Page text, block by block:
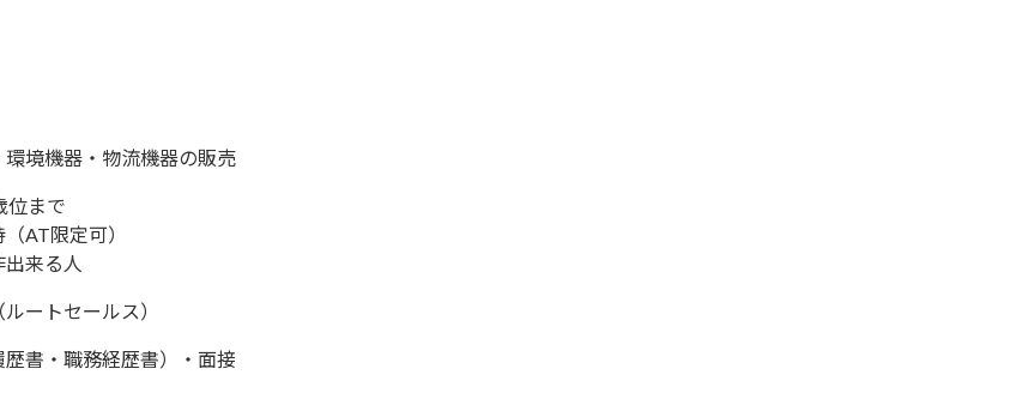
境機器・物流機器の販売
位まで
AT限定可）
来る人
ートセールス）
書・職務経歴書）・面接